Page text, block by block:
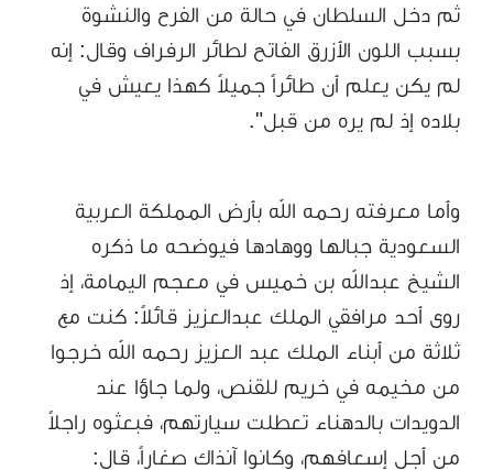
ثم دخل السلطان في حالة من الفرح والنشوة
بسبب اللون الأزرق الفاتح لطائر الرفراف وقال: إنه
لم يكن يعلم أن طائراً جميلاً كهذا يعيش في
بلاده إذ لم يره من قبل".
وأما معرفته رحمه الله بأرض المملكة العربية
السعودية جبالها ووهادها فيوضحه ما ذكره
الشيخ عبدالله بن خميس في معجم اليمامة، إذ
روى أحد مرافقي الملك عبدالعزيز قائلاً: كنت مع
ثلاثة من أبناء الملك عبد العزيز رحمه الله خرجوا
من مخيمه في خريم للقنص، ولما جاؤا عند
الدويدات بالدهناء تعطلت سيارتهم، فبعثوه راجلاً
من أجل إسعافهم، وكانوا آنذاك صغاراً، قال: